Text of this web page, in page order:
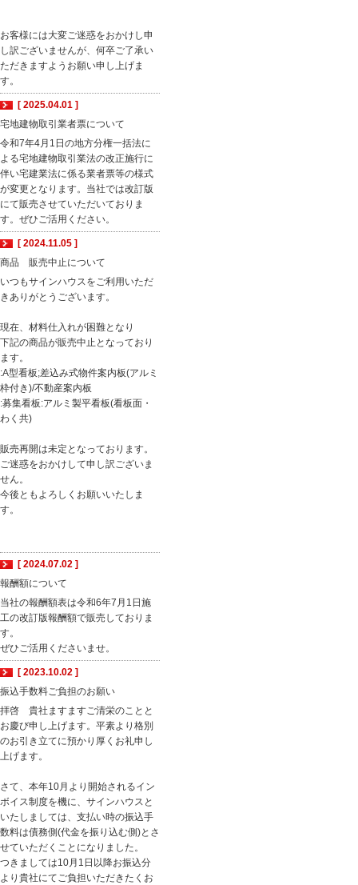
お客様には大変ご迷惑をおかけし申
し訳ございませんが、何卒ご了承い
ただきますようお願い申し上げま
す。
[ 2025.04.01 ]
宅地建物取引業者票について
令和7年4月1日の地方分権一括法に
よる宅地建物取引業法の改正施行に
伴い宅建業法に係る業者票等の様式
が変更となります。当社では改訂版
にて販売させていただいておりま
す。ぜひご活用ください。
[ 2024.11.05 ]
商品 販売中止について
いつもサインハウスをご利用いただ
きありがとうございます。
現在、材料仕入れが困難となり
下記の商品が販売中止となっており
ます。
:A型看板;差込み式物件案内板(アルミ
枠付き)/不動産案内板
:募集看板:アルミ製平看板(看板面・
わく共)
販売再開は未定となっております。
ご迷惑をおかけして申し訳ございま
せん。
今後ともよろしくお願いいたしま
す。
[ 2024.07.02 ]
報酬額について
当社の報酬額表は令和6年7月1日施
工の改訂版報酬額で販売しておりま
す。
ぜひご活用くださいませ。
[ 2023.10.02 ]
振込手数料ご負担のお願い
拝啓 貴社ますますご清栄のことと
お慶び申し上げます。平素より格別
のお引き立てに預かり厚くお礼申し
上げます。
さて、本年10月より開始されるイン
ボイス制度を機に、サインハウスと
いたしましては、支払い時の振込手
数料は債務側(代金を振り込む側)とさ
せていただくことになりました。
つきましては10月1日以降お振込分
より貴社にてご負担いただきたくお